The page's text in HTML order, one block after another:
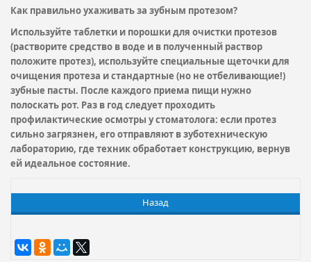
Как правильно ухаживать за зубным протезом?
Используйте таблетки и порошки для очистки протезов
(растворите средство в воде и в полученный раствор
положите протез), используйте специальные щеточки для
очищения протеза и стандартные (но не отбеливающие!)
зубные пасты. После каждого приема пищи нужно
полоскать рот. Раз в год следует проходить
профилактические осмотры у стоматолога: если протез
сильно загрязнен, его отправляют в зуботехническую
лабораторию, где техник обработает конструкцию, вернув
ей идеальное состояние.
Назад